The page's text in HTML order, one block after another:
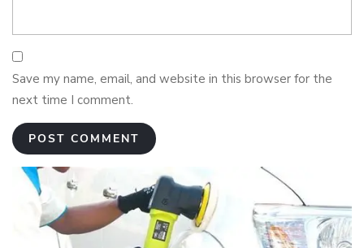
Save my name, email, and website in this browser for the
next time I comment.